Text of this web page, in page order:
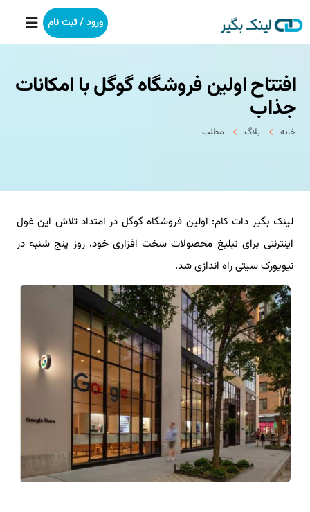
خانه
بکلینک
خدمات ما
درباره ما
آموزش
ورود / ثبت نام
افتتاح اولین فروشگاه گوگل با امكانات
جذاب
خانه بلاگ مطلب
لینک بگیر دات کام: اولین فروشگاه گوگل در امتداد تلاش این غول
اینترنتی برای تبلیغ محصولات سخت افزاری خود، روز پنج شنبه در
نیویورک سیتی راه اندازی شد.